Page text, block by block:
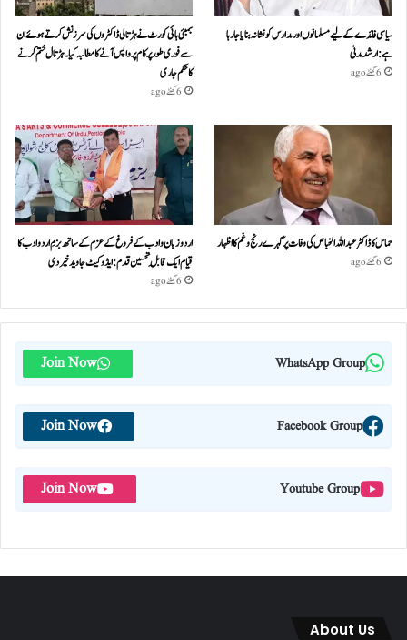
سیاسی فائدے کے لیے مسلمانوں اور مدارس کو نشانہ بنایا جا رہا
ہے: ارشد مدنی
6 گھنٹے ago
بمبئی ہائی کورٹ نے ہڑتالی ڈاکٹروں کی سرزنش کرتے ہوئے ان
سے فوری طور پر کام پر واپس آنے کا مطالبہ کیا۔ہڑتال ختم کرنے
کا حکم جاری
6 گھنٹے ago
حماس کا ڈاکٹر عبداللہ الخباص کی وفات پر گہرے رنج وغم کااظہار
6 گھنٹے ago
اردو زبان و ادب کے فروغ کے عزم کے ساتھ بزمِ اردو ادب کا
قیام ایک قابلِ تحسین قدم : ایڈوکیٹ جاوید خیردی
6 گھنٹے ago
WhatsApp Group
Join Now
Facebook Group
Join Now
Youtube Group
Join Now
About Us